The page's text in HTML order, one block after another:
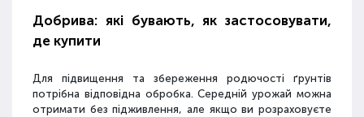
Добрива: які бувають, як застосовувати,
де купити
Для підвищення та збереження родючості ґрунтів
потрібна відповідна обробка. Середній урожай можна
отримати без підживлення, але якщо ви розраховуєте